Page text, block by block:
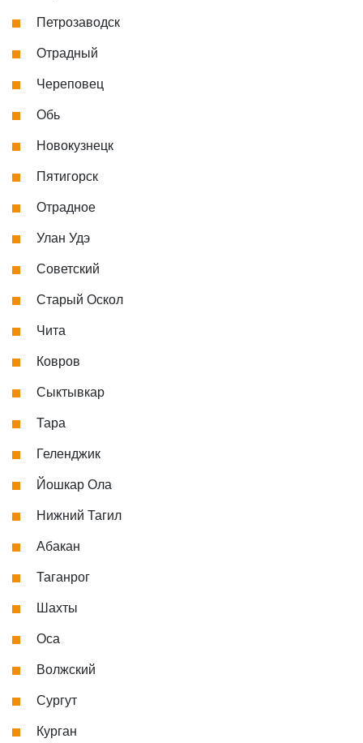
Петрозаводск
Отрадный
Череповец
Обь
Новокузнецк
Пятигорск
Отрадное
Улан Удэ
Советский
Старый Оскол
Чита
Ковров
Сыктывкар
Тара
Геленджик
Йошкар Ола
Нижний Тагил
Абакан
Таганрог
Шахты
Оса
Волжский
Сургут
Курган